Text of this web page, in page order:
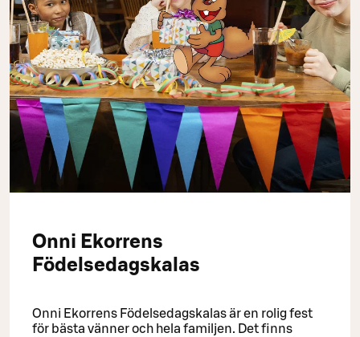
Onni Ekorrens
Födelsedagskalas
Onni Ekorrens Födelsedagskalas är en rolig fest
för bästa vänner och hela familjen. Det finns